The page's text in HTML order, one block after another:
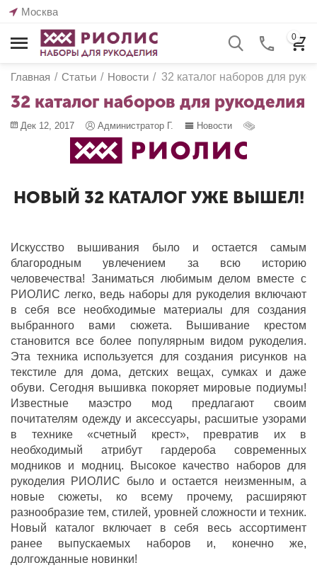
Москва
0
Главная / Статьи / Новости / 32 каталог наборов для
32 каталог наборов для рукоделия
Дек 12, 2017 Администратор Г. Новости
НОВЫЙ 32 КАТАЛОГ УЖЕ ВЫШЕЛ!
Искусство вышивания было и остается самым
благородным увлечением за всю историю
человечества! Заниматься любимым делом вместе с
РИОЛИС легко, ведь наборы для рукоделия включают
в себя все необходимые материалы для создания
выбранного вами сюжета. Вышивание крестом
становится все более популярным видом рукоделия.
Эта техника используется для создания рисунков на
текстиле для дома, детских вещах, сумках и даже
обуви. Сегодня вышивка покоряет мировые подиумы!
Известные маэстро мод предлагают своим
почитателям одежду и аксессуары, расшитые узорами
в технике «счетный крест», превратив их в
необходимый атрибут гардероба современных
модников и модниц. Высокое качество наборов для
рукоделия РИОЛИС было и остается неизменным, а
новые сюжеты, ко всему прочему, расширяют
разнообразие тем, стилей, уровней сложности и техник.
Новый каталог включает в себя весь ассортимент
ранее выпускаемых наборов и, конечно же,
долгожданные новинки!